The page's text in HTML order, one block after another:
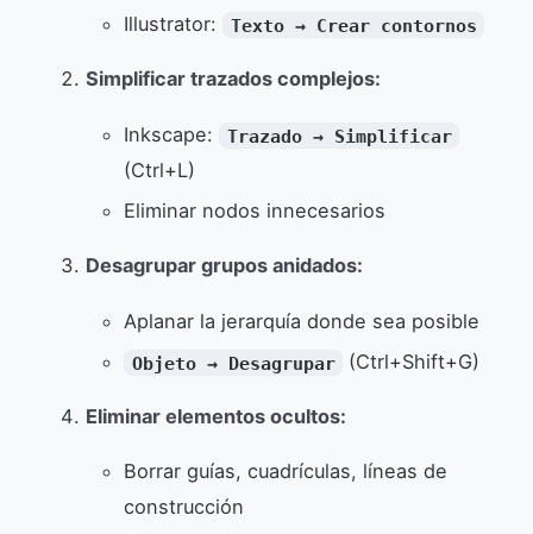
Illustrator: Texto → Crear contornos
Simplificar trazados complejos:
Inkscape: Trazado → Simplificar
(Ctrl+L)
Eliminar nodos innecesarios
Desagrupar grupos anidados:
Aplanar la jerarquía donde sea posible
Objeto → Desagrupar (Ctrl+Shift+G)
Eliminar elementos ocultos:
Borrar guías, cuadrículas, líneas de
construcción